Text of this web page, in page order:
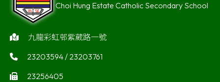
Choi Hung Estate Catholic Secondary School
九龍彩虹邨紫葳路一號
23203594 / 23203761
23256405